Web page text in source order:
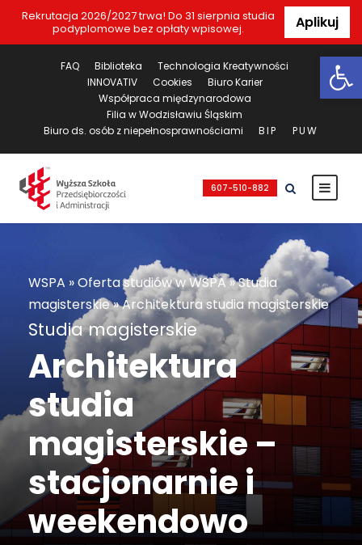
Rekrutacja 2026/2027 trwa! Do 31 sierpnia studia
podyplomowe bez opłaty wpisowej.
Aplikuj
FAQ Biblioteka
Technologia Kreatywności
INNOVATIV
Cookies
Biuro Karier
Współpraca międzynarodowa
Filia w Wodzisławiu Śląskim
Biuro ds. osób z niepełnosprawnościami
BIP PUW
607-510-882
WSPA »Oferta studiów w WSPA»Studia
magisterskie»Architektura studia magisterskie
Studia magisterskie
Architektura
studia
magisterskie –
stacjonarnie i
weekendowo